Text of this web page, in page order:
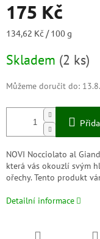
175 Kč
Měrná
134,62 Kč / 100 g
Skladem (2 ks)
Můžeme doručit do:
NOVI Nocciolato al
která vás okouzlí svým
ořechy. Tento produkt
Detailní informace